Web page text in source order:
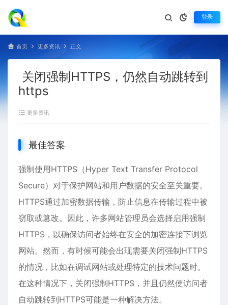
登录
首页 更多资讯 正文
关闭强制HTTPS，仍然自动跳转到
https
更多资讯
最佳答案
强制使用HTTPS（Hyper Text Transfer Protocol
Secure）对于保护网站和用户数据的安全至关重要。
HTTPS通过加密数据传输，防止信息在传输过程中被
窃取或篡改。因此，许多网站管理员会选择启用强制
HTTPS，以确保访问者始终在安全的加密连接下浏览
网站。然而，有时候可能会出现需要关闭强制HTTPS
的情况，比如在调试网站或处理特定的技术问题时。
在这种情况下，关闭强制HTTPS，并且仍然使访问者
自动跳转到HTTPS可能是一种解决方法。